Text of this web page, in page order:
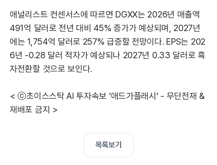
애널리스트 컨센서스에 따르면 DGXX는 2026년 매출액
491억 달러로 전년 대비 45% 증가가 예상되며, 2027년
에는 1,754억 달러로 257% 급증할 전망이다. EPS는 202
6년 -0.28 달러 적자가 예상되나 2027년 0.33 달러로 흑
자전환할 것으로 보인다.
< ⓒ초이스스탁 AI 투자속보 ‘애드가플래시’ - 무단전재 &
재배포 금지 >
목록보기